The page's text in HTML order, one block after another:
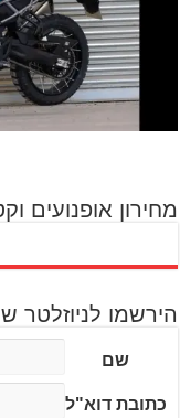
מחירון אופנועים
הירשמו לניוזלטר
שם
כתובת דוא"ל